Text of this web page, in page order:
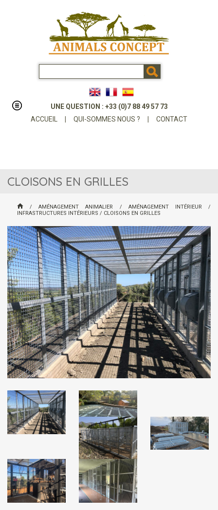
UNE QUESTION : +33 (0)7 88 49 57 73
ACCUEIL
QUI-SOMMES NOUS ? CONTACT
CLOISONS EN GRILLES
/AMÉNAGEMENT ANIMALIER / AMÉNAGEMENT INTÉRIEUR /
INFRASTRUCTURES INTÉRIEURS / CLOISONS EN GRILLES